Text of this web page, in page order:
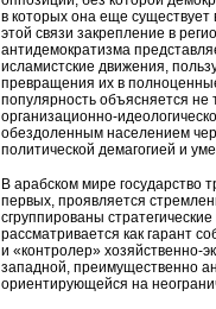
в которых она еще
этой связи закрепление в
антидемократизма
исламистские движения,
превращения их в
популярность объясняется
организационно-
обездоленным населением
политической демагогией и
В арабском мире государство
первых, проявляется
сгруппированы
рассматривается как гарант
и «контролер» хозяйственно-
западной, преимущественно
ориентирующейся на